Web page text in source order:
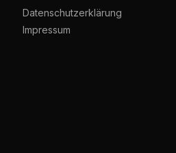
Datenschutzerklärung
Impressum